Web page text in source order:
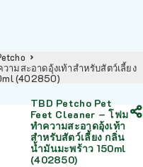
ามสะอาดอุ้งเท้าสำหรับสัตว์เลี้ยง
(402850)
TBD Petcho Pet
Feet Cleaner – โฟม
ทำความสะอาดอุ้งเท้า
สำหรับสัตว์เลี้ยง กลิ่น
น้ำมันมะพร้าว 150ml
(402850)